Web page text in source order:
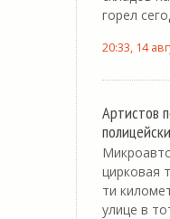
горел
20:33, 14
Артистов
цирковая
ти
улице в